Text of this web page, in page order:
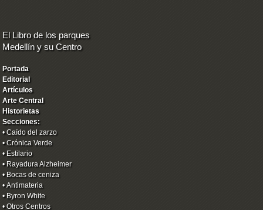
El Libro de los parques
Medellín y su Centro
Portada
Editorial
Artículos
Arte Central
Historietas
Secciones:
•Caído del zarzo
•Crónica Verde
•Estilario
•Rayadura Alzheimer
•Bocas de ceniza
•Antimateria
•Byron White
•Otros Centros